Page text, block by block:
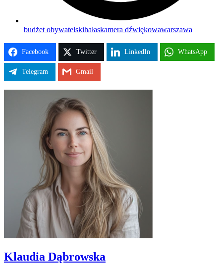
budżet obywatelskihałaskamera dźwiękowawarszawa
Facebook Twitter LinkedIn WhatsApp
Telegram Gmail
Klaudia Dąbrowska